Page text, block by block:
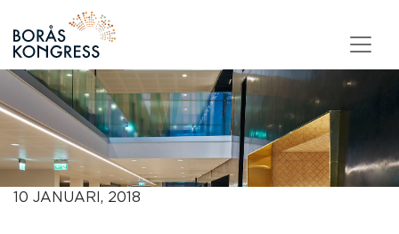
Skip to content
10 JANUARI, 2018